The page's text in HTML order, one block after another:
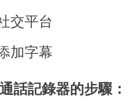
交平台
加字幕
話記錄器的步驟：